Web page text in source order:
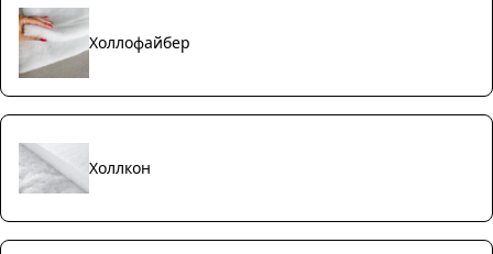
Холлофайбер
Холлкон